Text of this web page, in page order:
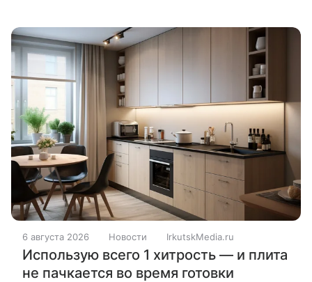
6 августа 2026 Новости IrkutskMedia.ru
Использую всего 1 хитрость — и плита
не пачкается во время готовки